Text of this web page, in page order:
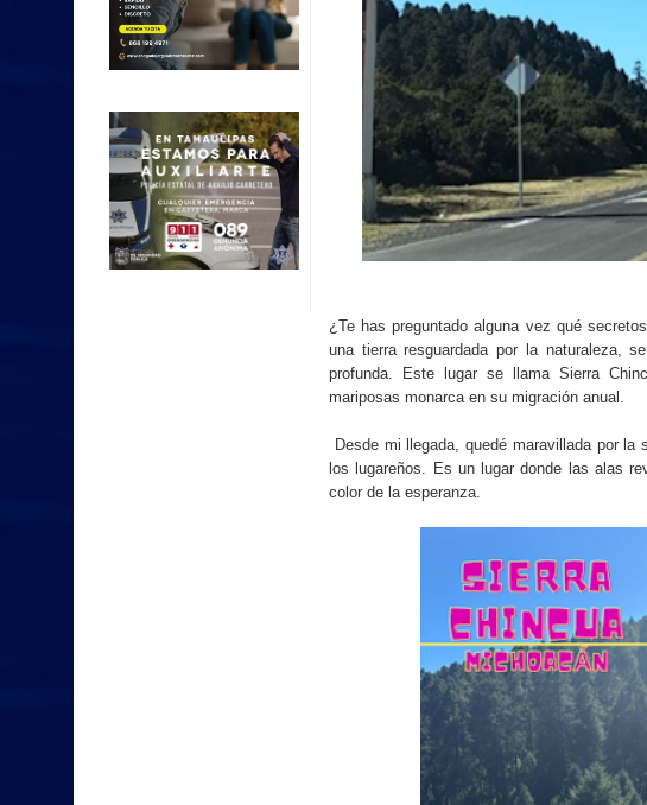
¿Te has preguntado alguna vez qué
una tierra resguardada por la naturaleza,
profunda. Este lugar se llama Sierra
mariposas monarca en su migración anual.
Desde mi llegada, quedé maravillada por
los lugareños. Es un lugar donde las alas
color de la esperanza.